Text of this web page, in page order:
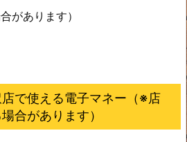
があります）
で使える電子マネー（※店
合があります）